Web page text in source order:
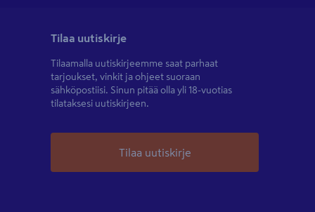
Tilaa uutiskirje
Tilaamalla uutiskirjeemme saat parhaat
tarjoukset, vinkit ja ohjeet suoraan
sähköpostiisi. Sinun pitää olla yli 18-vuotias
tilataksesi uutiskirjeen.
Tilaa uutiskirje